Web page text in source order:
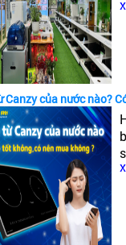
Canzy của nước nào?